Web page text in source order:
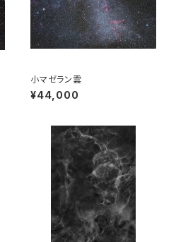
小マゼラン雲
¥44,000